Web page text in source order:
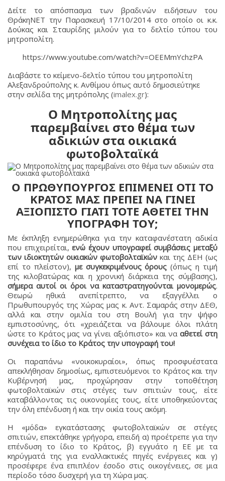
Δείτε το απόσπασμα των βραδινών ειδήσεων του
ΘράκηΝΕΤ την Παρασκευή 17/10/2014 στο οποίο οι κ.κ.
Δούκας και Σταυρίδης μιλούν για το δελτίο τύπου του
μητροπολίτη.
https://www.youtube.com/watch?v=OEEMmYchzPA
Διαβάστε το κείμενο-δελτίο τύπου του μητροπολίτη
Αλεξανδρούπολης κ. Ανθίμου όπως αυτό δημοσιεύτηκε
στην σελίδα της μητρόπολης (imalex.gr):
Ο Μητροπολίτης μας
παρεμβαίνει στο θέμα των
αδικιών στα οικιακά
φωτοβολταϊκά
Ο ΠΡΩΘΥΠΟΥΡΓΟΣ ΕΠΙΜΕΝΕΙ ΟΤΙ ΤΟ
ΚΡΑΤΟΣ ΜΑΣ ΠΡΕΠΕΙ ΝΑ ΓΙΝΕΙ
ΑΞΙΟΠΙΣΤΟ ΓΙΑΤΙ ΤΟΤΕ ΑΘΕΤΕΙ ΤΗΝ
ΥΠΟΓΡΑΦΗ ΤΟΥ;
Με έκπληξη ενημερώθηκα για την καταφανέστατη αδικία
που επιχειρείται,ενώ έχουν υπογραφεί συμβάσεις μεταξύ
των ιδιοκτητών οικιακών φωτοβολταϊκών και της ΔΕΗ (ως
επί το πλείστον), με συγκεκριμένους όρους (όπως η τιμή
της κιλοβατώρας και η χρονική διάρκεια της σύμβασης),
σήμερα αυτοί οι όροι να καταστρατηγούνται μονομερώς.
Θεωρώ ηθικά ανεπίτρεπτο, να εξαγγέλλει ο
Πρωθυπουργός της Χώρας μας κ. Αντ. Σαμαράς στην ΔΕΘ,
αλλά και στην ομιλία του στη Βουλή για την ψήφο
εμπιστοσύνης, ότι «χρειάζεται να βάλουμε όλοι πλάτη
ώστε το Κράτος μας να γίνει αξιόπιστο» και νααθετεί στη
συνέχεια το ίδιο το Κράτος την υπογραφή του!
Οι παραπάνω «νοικοκυραίοι», όπως προσφυέστατα
απεκλήθησαν δημοσίως, εμπιστευόμενοι το Κράτος και την
Κυβέρνησή μας, προχώρησαν στην τοποθέτηση
φωτοβολταϊκών στις στέγες των σπιτιών τους, είτε
καταβάλλοντας τις οικονομίες τους, είτε υποθηκεύοντας
την όλη επένδυση ή και την οικία τους ακόμη.
Η «μόδα» εγκατάστασης φωτοβολταϊκών σε στέγες
σπιτιών, επεκτάθηκε γρήγορα, επειδή α) προέτρεπε για την
επένδυση το ίδιο το Κράτος, β) εγγυάτο η ΕΕ με τα
κηρύγματά της για εναλλακτικές πηγές ενέργειες και γ)
προσέφερε ένα επιπλέον έσοδο στις οικογένειες, σε μια
περίοδο τόσο δυσχερή για τη Χώρα μας.